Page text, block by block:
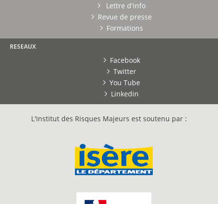
Lettre d'info
Revue de presse
Formations
RESEAUX
Facebook
Twitter
You Tube
Linkedin
L'Institut des Risques Majeurs est soutenu par :